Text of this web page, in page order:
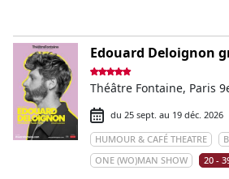
Edouard Deloignon
Théâtre Fontaine, Paris
du 25 sept. au 19 déc. 2026
HUMOUR & CAFÉ THEATRE
ONE (WO)MAN SHOW
20 -